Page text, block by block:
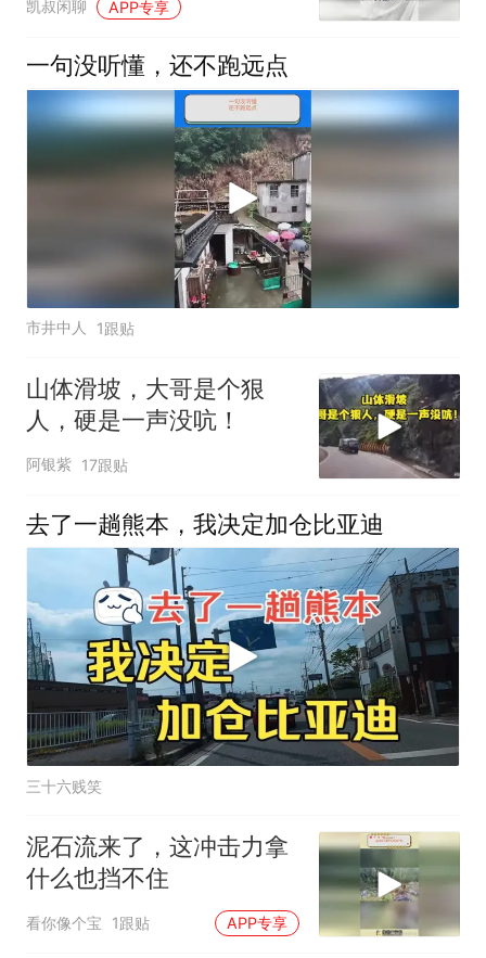
凯叔闲聊 APP专享
一句没听懂，还不跑远点
市井中人 1跟贴
山体滑坡，大哥是个狠
人，硬是一声没吭！
阿银紫 17跟贴
去了一趟熊本，我决定加仓比亚迪
三十六贱笑
泥石流来了，这冲击力拿
什么也挡不住
看你像个宝 1跟贴 APP专享